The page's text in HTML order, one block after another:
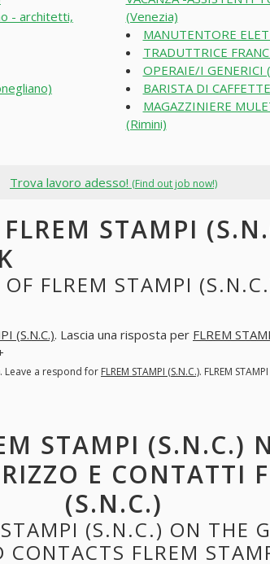
- architetti,
(Venezia)
MANUTENTORE
TRADUTTRICE
OPERAIE/I
BARISTA DI
MAGAZZINIERE
(Rimini)
Trova lavoro adesso! (Find out job now!)
FLREM STAMPI
OF FLREM STAMPI
(S.N.C.). Lascia una risposta per FLREM
. Leave a respond for FLREM STAMPI (S.N.C.). FLREM
STAMPI (S.N.C.)
E CONTATTI
(S.N.C.)
(S.N.C.) ON THE
CONTACTS FLREM